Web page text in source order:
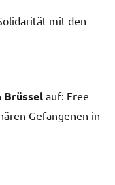
mit den
Brüssel auf: Free
Gefangenen in